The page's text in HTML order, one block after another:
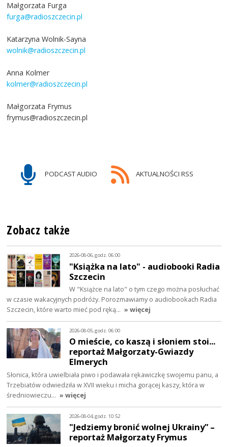
Małgorzata Furga
furga@radioszczecin.pl
Katarzyna Wolnik-Sayna
wolnik@radioszczecin.pl
Anna Kolmer
kolmer@radioszczecin.pl
Małgorzata Frymus
frymus@radioszczecin.pl
PODCAST AUDIO AKTUALNOŚCI RSS
Zobacz także
2026-08-06, godz. 06:00
"Książka na lato" - audiobooki Radia
Szczecin
W "Książce na lato" o tym czego można posłuchać
w czasie wakacyjnych podróży. Porozmawiamy o audiobookach Radia
Szczecin, które warto mieć pod ręką… » więcej
2026-08-05, godz. 06:00
O mieście, co kaszą i słoniem stoi...
reportaż Małgorzaty-Gwiazdy
Elmerych
Słonica, która uwielbiała piwo i podawała rękawiczkę swojemu panu, a
Trzebiatów odwiedziła w XVII wieku i micha gorącej kaszy, która w
średniowieczu… » więcej
2026-08-04, godz. 10:52
"Jedziemy bronić wolnej Ukrainy” –
reportaż Małgorzaty Frymus